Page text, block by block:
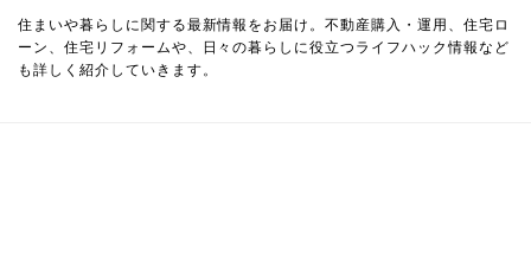
住まいや暮らしに関する最新情報をお届け。不動産購入・運用、住宅ロ
ーン、住宅リフォームや、日々の暮らしに役立つライフハック情報など
も詳しく紹介していきます。